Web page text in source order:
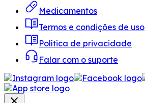
Medicamentos
Termos e condições de uso
Política de privacidade
Falar com o suporte